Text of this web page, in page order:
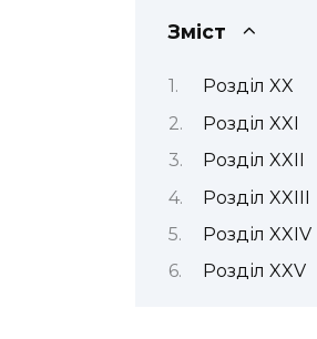
Зміст
Розділ XX
Розділ XXI
Розділ XXII
Розділ XXIII
Розділ XXIV
Розділ XXV